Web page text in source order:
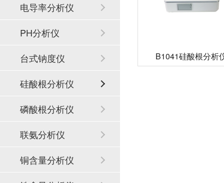
B1041硅酸根分
电导率分析仪
PH分析仪
台式钠度仪
硅酸根分析仪
磷酸根分析仪
联氨分析仪
铜含量分析仪